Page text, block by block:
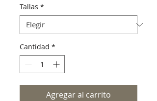
Tallas *
Cantidad *
Agregar al carrito